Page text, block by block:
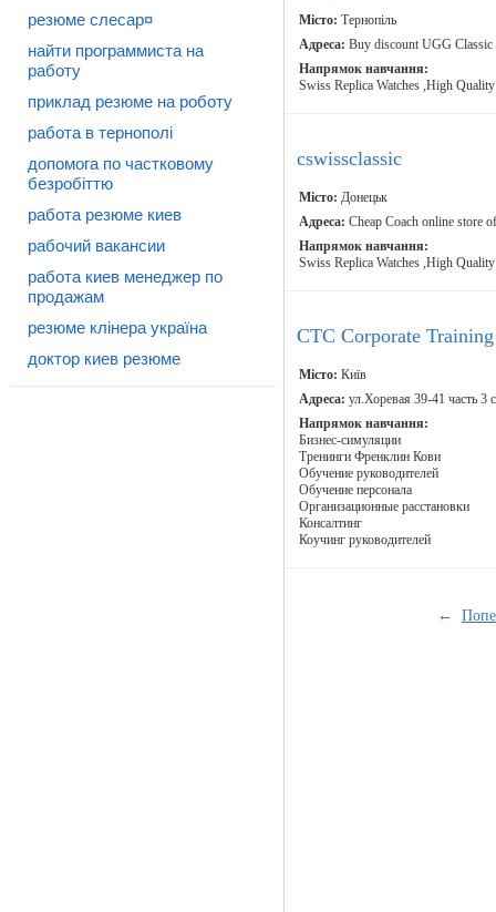
резюме слесар¤
найти программиста на
работу
приклад резюме на роботу
работа в тернополі
допомога по частковому
безробіттю
работа резюме киев
рабочий вакансии
работа киев менеджер по
продажам
резюме клінера україна
доктор киев резюме
Місто: Тернопіль
Адреса: Buy discount UGG
Напрямок навчання:
Swiss Replica Watches ,High
cswissclassic
Місто: Донецьк
Адреса: Cheap Coach online store
Напрямок навчання:
Swiss Replica Watches ,High
CTC Corporate
Місто: Київ
Адреса: ул.Хоревая 39-41 часть 3
Напрямок навчання:
Бизнес-симуляции
Тренинги Френклин Кови
Обучение руководителей
Обучение персонала
Организационные расстановки
Консалтинг
Коучинг руководителей
←